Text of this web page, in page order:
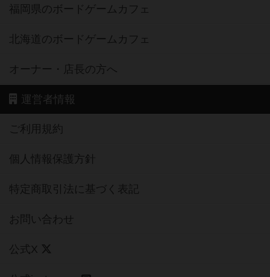
福岡県のボードゲームカフェ
北海道のボードゲームカフェ
オーナー・店長の方へ
運営者情報
ご利用規約
個人情報保護方針
特定商取引法に基づく表記
お問い合わせ
公式X